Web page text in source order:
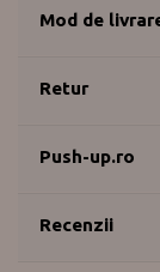
Mod de
Retur
Push-up.ro
Recenzii